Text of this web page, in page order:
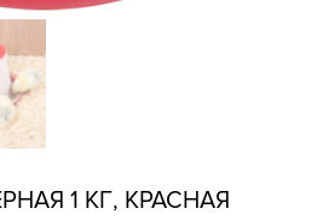
1 КГ, КРАСНАЯ